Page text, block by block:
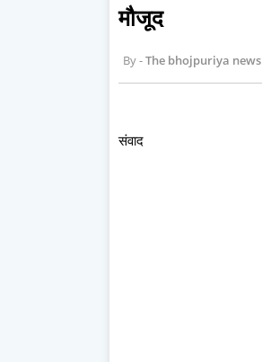
मौजूद
The bhojpuriya news
संवाद